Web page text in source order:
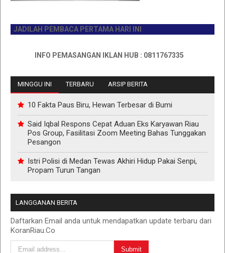
PEMBACA PERTAMA HARI INI
INFO PEMASANGAN IKLAN HUB : 0811767335
MINGGU INI TERBARU ARSIP BERITA
10 Fakta Paus Biru, Hewan Terbesar di Bumi
Said Iqbal Respons Cepat Aduan Eks Karyawan Riau
Pos Group, Fasilitasi Zoom Meeting Bahas Tunggakan
Pesangon
Istri Polisi di Medan Tewas Akhiri Hidup Pakai Senpi,
Propam Turun Tangan
LANGGANAN BERITA
Daftarkan Email anda untuk mendapatkan update terbaru dari
KoranRiau.Co